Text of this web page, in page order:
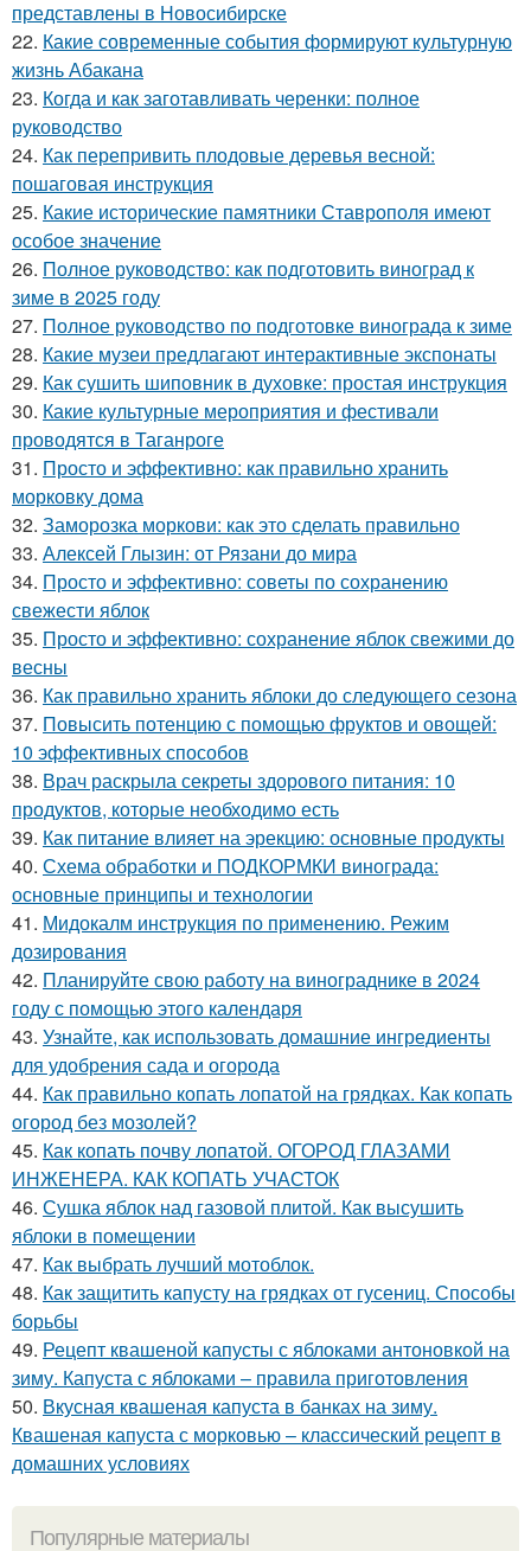
представлены в Новосибирске
22. Какие современные события формируют культурную
жизнь Абакана
23. Когда и как заготавливать черенки: полное
руководство
24. Как перепривить плодовые деревья весной:
пошаговая инструкция
25. Какие исторические памятники Ставрополя имеют
особое значение
26. Полное руководство: как подготовить виноград к
зиме в 2025 году
27. Полное руководство по подготовке винограда к зиме
28. Какие музеи предлагают интерактивные экспонаты
29. Как сушить шиповник в духовке: простая инструкция
30. Какие культурные мероприятия и фестивали
проводятся в Таганроге
31. Просто и эффективно: как правильно хранить
морковку дома
32. Заморозка моркови: как это сделать правильно
33. Алексей Глызин: от Рязани до мира
34. Просто и эффективно: советы по сохранению
свежести яблок
35. Просто и эффективно: сохранение яблок свежими до
весны
36. Как правильно хранить яблоки до следующего сезона
37. Повысить потенцию с помощью фруктов и овощей:
10 эффективных способов
38. Врач раскрыла секреты здорового питания: 10
продуктов, которые необходимо есть
39. Как питание влияет на эрекцию: основные продукты
40. Схема обработки и ПОДКОРМКИ винограда:
основные принципы и технологии
41. Мидокалм инструкция по применению. Режим
дозирования
42. Планируйте свою работу на винограднике в 2024
году с помощью этого календаря
43. Узнайте, как использовать домашние ингредиенты
для удобрения сада и огорода
44. Как правильно копать лопатой на грядках. Как копать
огород без мозолей?
45. Как копать почву лопатой. ОГОРОД ГЛАЗАМИ
ИНЖЕНЕРА. КАК КОПАТЬ УЧАСТОК
46. Сушка яблок над газовой плитой. Как высушить
яблоки в помещении
47. Как выбрать лучший мотоблок.
48. Как защитить капусту на грядках от гусениц. Способы
борьбы
49. Рецепт квашеной капусты с яблоками антоновкой на
зиму. Капуста с яблоками – правила приготовления
50. Вкусная квашеная капуста в банках на зиму.
Квашеная капуста с морковью – классический рецепт в
домашних условиях
Популярные материалы